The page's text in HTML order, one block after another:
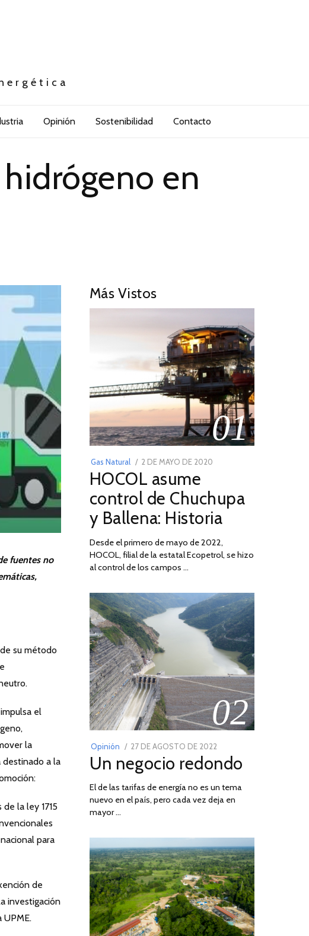
Opinión Sostenibilidad Contacto
en
fuentes no
su método
el
la
destinado a la
la ley 1715
para
de
investigación
Más Vistos
01
Gas Natural
POSTED
ON
2 DE MAYO DE 2020
DE
2026
HOCOL asume
control de Chuchupa
y Ballena: Historia
Desde el primero de mayo de 2022,
HOCOL, filial de la estatal Ecopetrol, se hizo
al control de los campos …
02
Opinión
POSTED
ON
27 DE AGOSTO DE 2022
DE
DE
2022
Un negocio redondo
El de las tarifas de energía no es un tema
nuevo en el país, pero cada vez deja en
mayor …